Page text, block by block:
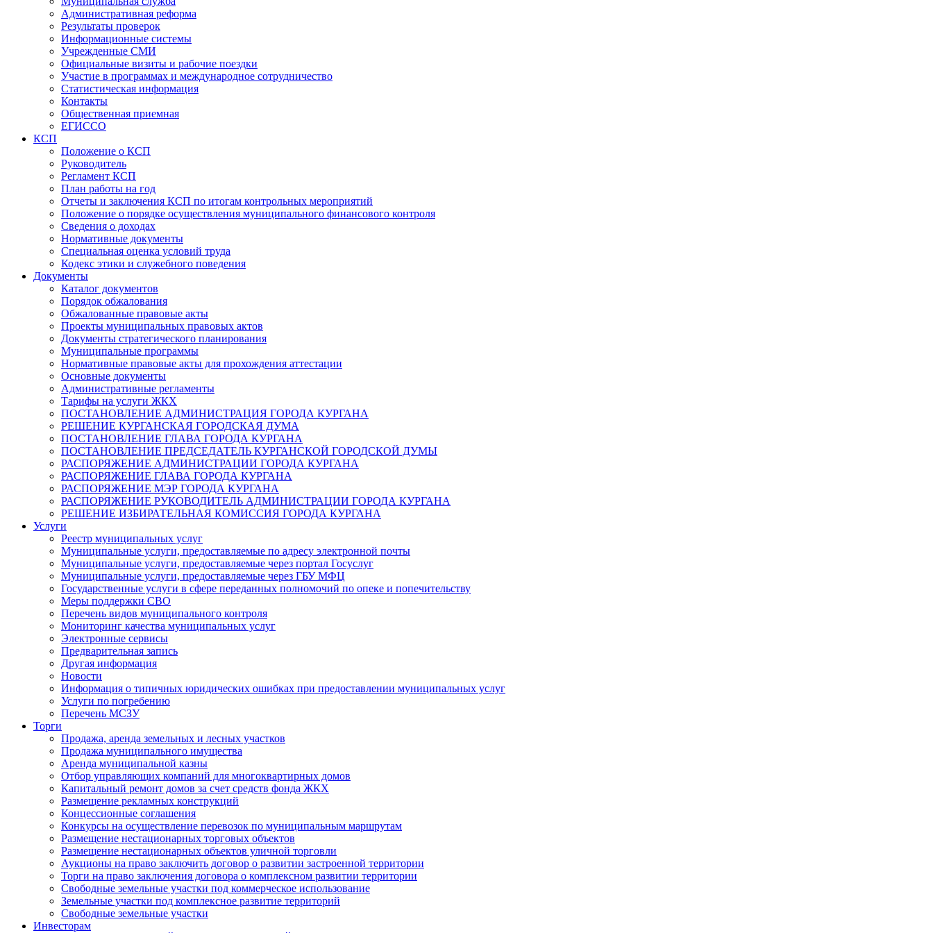
Административная реформа
Результаты проверок
Информационные системы
Учрежденные СМИ
Официальные визиты и рабочие поездки
Участие в программах и международное сотрудничество
Статистическая информация
Контакты
Общественная приемная
ЕГИССО
КСП
Положение о КСП
Руководитель
Регламент КСП
План работы на год
Отчеты и заключения КСП по итогам контрольных мероприятий
Положение о порядке осуществления муниципального финансового контроля
Сведения о доходах
Нормативные документы
Специальная оценка условий труда
Кодекс этики и служебного поведения
Документы
Каталог документов
Порядок обжалования
Обжалованные правовые акты
Проекты муниципальных правовых актов
Документы стратегического планирования
Муниципальные программы
Нормативные правовые акты для прохождения аттестации
Основные документы
Административные регламенты
Тарифы на услуги ЖКХ
ПОСТАНОВЛЕНИЕ АДМИНИСТРАЦИЯ ГОРОДА КУРГАНА
РЕШЕНИЕ КУРГАНСКАЯ ГОРОДСКАЯ ДУМА
ПОСТАНОВЛЕНИЕ ГЛАВА ГОРОДА КУРГАНА
ПОСТАНОВЛЕНИЕ ПРЕДСЕДАТЕЛЬ КУРГАНСКОЙ ГОРОДСКОЙ ДУМЫ
РАСПОРЯЖЕНИЕ АДМИНИСТРАЦИИ ГОРОДА КУРГАНА
РАСПОРЯЖЕНИЕ ГЛАВА ГОРОДА КУРГАНА
РАСПОРЯЖЕНИЕ МЭР ГОРОДА КУРГАНА
РАСПОРЯЖЕНИЕ РУКОВОДИТЕЛЬ АДМИНИСТРАЦИИ ГОРОДА КУРГАНА
РЕШЕНИЕ ИЗБИРАТЕЛЬНАЯ КОМИССИЯ ГОРОДА КУРГАНА
Услуги
Реестр муниципальных услуг
Муниципальные услуги, предоставляемые по адресу электронной почты
Муниципальные услуги, предоставляемые через портал Госуслуг
Муниципальные услуги, предоставляемые через ГБУ МФЦ
Государственные услуги в сфере переданных полномочий по опеке и попечительству
Меры поддержки СВО
Перечень видов муниципального контроля
Мониторинг качества муниципальных услуг
Электронные сервисы
Предварительная запись
Другая информация
Новости
Информация о типичных юридических ошибках при предоставлении муниципальных услуг
Услуги по погребению
Перечень МСЗУ
Торги
Продажа, аренда земельных и лесных участков
Продажа муниципального имущества
Аренда муниципальной казны
Отбор управляющих компаний для многоквартирных домов
Капитальный ремонт домов за счет средств фонда ЖКХ
Размещение рекламных конструкций
Концессионные соглашения
Конкурсы на осуществление перевозок по муниципальным маршрутам
Размещение нестационарных торговых объектов
Размещение нестационарных объектов уличной торговли
Аукционы на право заключить договор о развитии застроенной территории
Торги на право заключения договора о комплексном развитии территории
Свободные земельные участки под коммерческое использование
Земельные участки под комплексное развитие территорий
Свободные земельные участки
Инвесторам